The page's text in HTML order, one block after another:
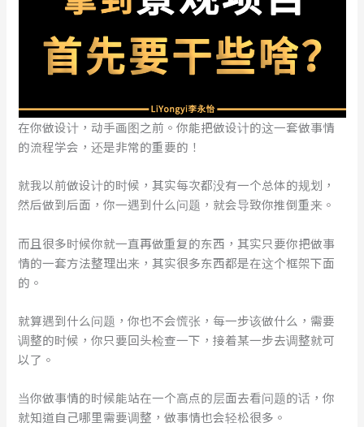
在你做设计，动手画图之前。你能把做设计的这一套做事情
的流程学会，还是非常的重要的！
就我以前做设计的时候，其实每次都没有一个总体的规划，
然后做到后面，你一遇到什么问题，就会导致你推倒重来。
而且很多时候你就一直再做重复的东西，其实只要你把做事
情的一套方法整理出来，其实很多东西都是在这个框架下面
的。
就算遇到什么问题，你也不会慌张，每一步该做什么，需要
调整的时候，你只要回头检查一下，接着某一步去调整就可
以了。
当你做事情的时候能站在一个高点的层面去看问题的话，你
就知道自己哪里需要调整，做事情也会轻松很多。